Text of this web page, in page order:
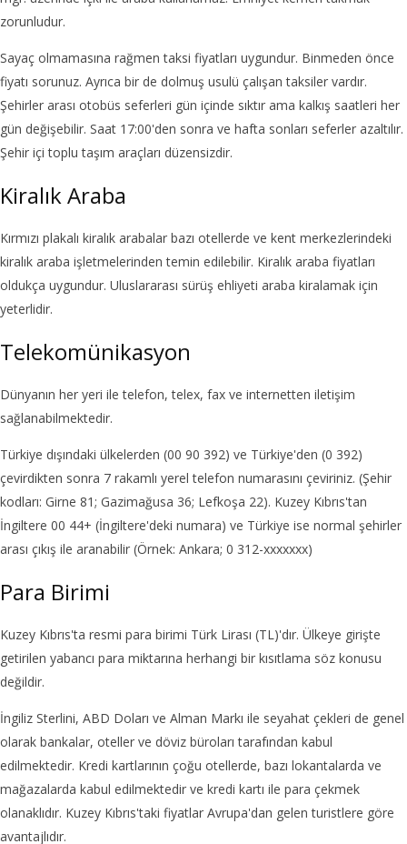
zorunludur.
Sayaç olmamasına rağmen taksi fiyatları uygundur. Binmeden önce
fiyatı sorunuz. Ayrıca bir de dolmuş usulü çalışan taksiler vardır.
Şehirler arası otobüs seferleri gün içinde sıktır ama kalkış saatleri her
gün değişebilir. Saat 17:00'den sonra ve hafta sonları seferler azaltılır.
Şehir içi toplu taşım araçları düzensizdir.
Kiralık Araba
Kırmızı plakalı kiralık arabalar bazı otellerde ve kent merkezlerindeki
kiralık araba işletmelerinden temin edilebilir. Kiralık araba fiyatları
oldukça uygundur. Uluslararası sürüş ehliyeti araba kiralamak için
yeterlidir.
Telekomünikasyon
Dünyanın her yeri ile telefon, telex, fax ve internetten iletişim
sağlanabilmektedir.
Türkiye dışındaki ülkelerden (00 90 392) ve Türkiye'den (0 392)
çevirdikten sonra 7 rakamlı yerel telefon numarasını çeviriniz. (Şehir
kodları: Girne 81; Gazimağusa 36; Lefkoşa 22). Kuzey Kıbrıs'tan
İngiltere 00 44+ (İngiltere'deki numara) ve Türkiye ise normal şehirler
arası çıkış ile aranabilir (Örnek: Ankara; 0 312-xxxxxxx)
Para Birimi
Kuzey Kıbrıs'ta resmi para birimi Türk Lirası (TL)'dır. Ülkeye girişte
getirilen yabancı para miktarına herhangi bir kısıtlama söz konusu
değildir.
İngiliz Sterlini, ABD Doları ve Alman Markı ile seyahat çekleri de genel
olarak bankalar, oteller ve döviz büroları tarafından kabul
edilmektedir. Kredi kartlarının çoğu otellerde, bazı lokantalarda ve
mağazalarda kabul edilmektedir ve kredi kartı ile para çekmek
olanaklıdır. Kuzey Kıbrıs'taki fiyatlar Avrupa'dan gelen turistlere göre
avantajlıdır.